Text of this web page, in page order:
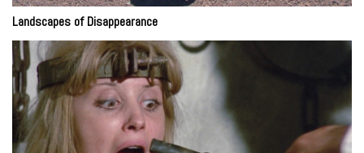
Landscapes of Disappearance